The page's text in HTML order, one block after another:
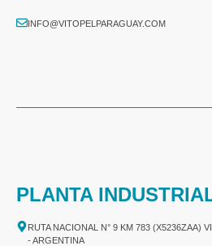
INFO@VITOPELPARAGUAY.COM
PLANTA
RUTA NACIONAL N° 9 KM 783 (X5236ZAA)
- ARGENTINA